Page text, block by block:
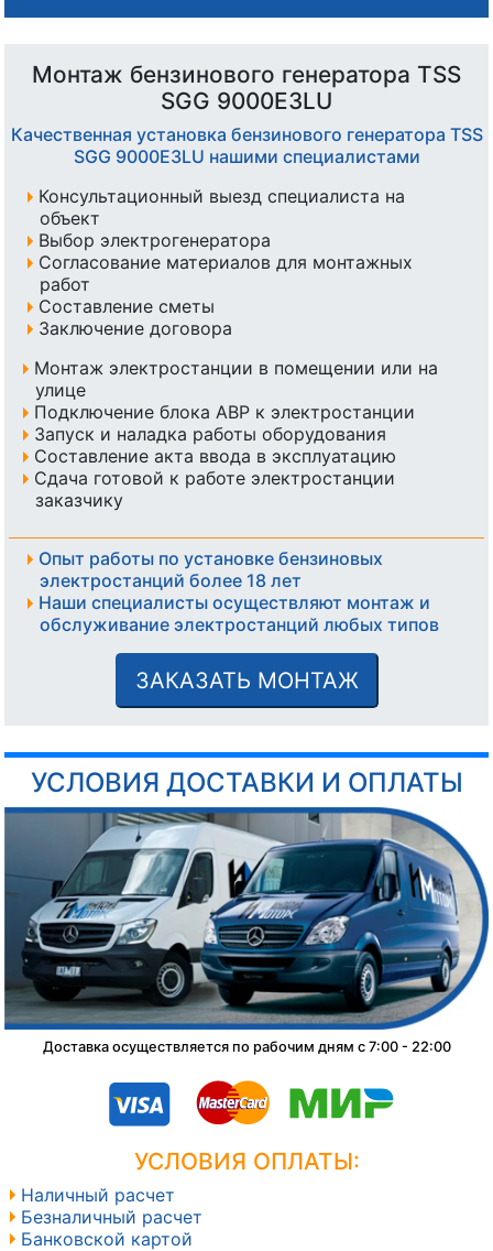
Монтаж бензинового генератора TSS
SGG 9000E3LU
Качественная установка бензинового генератора TSS
SGG 9000E3LU нашими специалистами
Консультационный выезд специалиста на
объект
Выбор электрогенератора
Согласование материалов для монтажных
работ
Составление сметы
Заключение договора
Монтаж электростанции в помещении или на
улице
Подключение блока АВР к электростанции
Запуск и наладка работы оборудования
Составление акта ввода в эксплуатацию
Сдача готовой к работе электростанции
заказчику
Опыт работы по установке бензиновых
электростанций более 18 лет
Наши специалисты осуществляют монтаж и
обслуживание электростанций любых типов
ЗАКАЗАТЬ МОНТАЖ
УСЛОВИЯ ДОСТАВКИ И ОПЛАТЫ
Доставка осуществляется по рабочим дням с 7:00 - 22:00
УСЛОВИЯ ОПЛАТЫ:
Наличный расчет
Безналичный расчет
Банковской картой